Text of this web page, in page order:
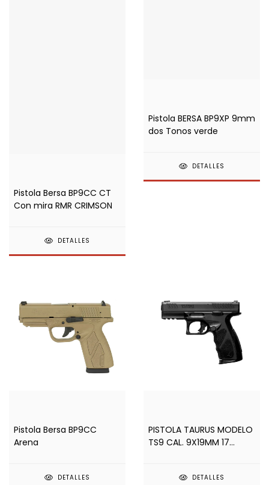
Pistola Bersa BP9CC CT
Con mira RMR CRIMSON
DETALLES
Pistola BERSA BP9XP 9mm
dos Tonos verde
DETALLES
Pistola Bersa BP9CC
Arena
DETALLES
PISTOLA TAURUS MODELO
TS9 CAL. 9X19MM 17
DETALLES